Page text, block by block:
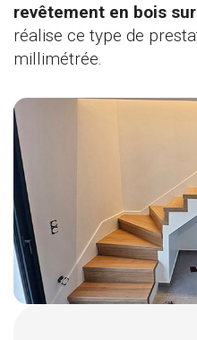
revêtement en bois
réalise ce type de
millimétrée.